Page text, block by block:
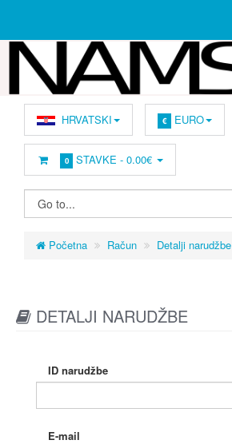
HRVATSKI € EURO
0 STAVKE -0.00€
Početna Račun Detalji narudžbe
DETALJI NARUDŽBE
ID narudžbe
E-mail